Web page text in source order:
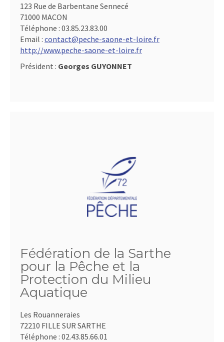
123 Rue de Barbentane Sennecé
71000 MACON
Téléphone : 03.85.23.83.00
Email : contact@peche-saone-et-loire.fr
http://www.peche-saone-et-loire.fr
Président : Georges GUYONNET
Fédération de la Sarthe
pour la Pêche et la
Protection du Milieu
Aquatique
Les Rouanneraies
72210 FILLE SUR SARTHE
Téléphone : 02.43.85.66.01